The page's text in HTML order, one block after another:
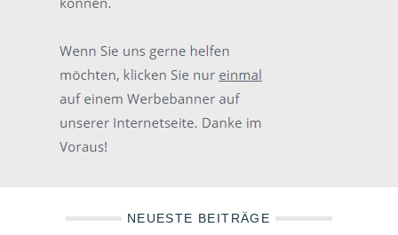
NEUESTE BEITRÄGE